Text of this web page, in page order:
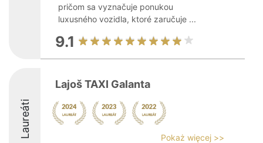
pričom sa vyznačuje ponukou
luxusného vozidla, ktoré zaručuje ...
9.1
Laureáti
Lajoš TAXI Galanta
Pokaż więcej >>